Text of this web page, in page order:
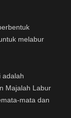
melabur
adalah
Majalah Labur
mata dan